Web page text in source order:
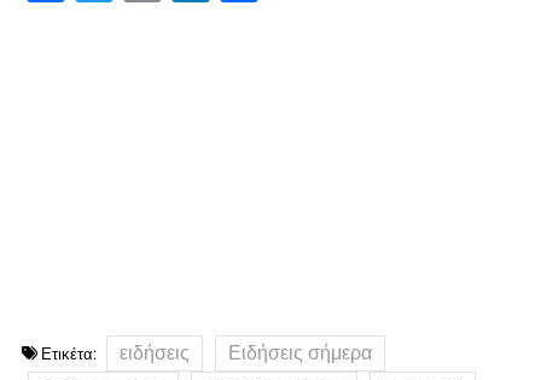
Ετικέτα: ειδήσεις
Ειδήσεις σήμερα